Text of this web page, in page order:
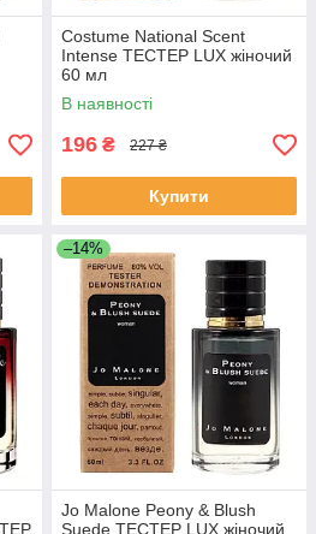
Costume National Scent
Intense ТЕСТЕР LUX жіночий
60 мл
В наявності
196 ₴ 227 ₴
Купити
–14%
Jo Malone Peony & Blush
Suede ТЕСТЕР LUX жіночий